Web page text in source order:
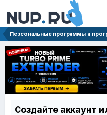
Персональные программы и
Создайте аккаунт